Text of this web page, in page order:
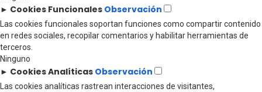
► Cookies Funcionales Observación
Las cookies funcionales soportan funciones como compartir contenido
en redes sociales, recopilar comentarios y habilitar herramientas de
terceros.
Ninguno
► Cookies Analíticas Observación
Las cookies analíticas rastrean interacciones de visitantes,